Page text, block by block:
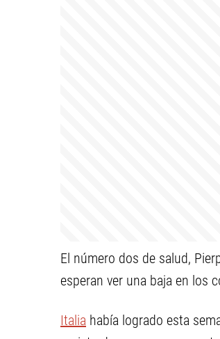
El número dos de salud,
esperan ver una baja en los
Italia había logrado esta